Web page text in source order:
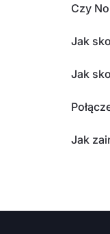
Czy
Jak
Jak
Jak